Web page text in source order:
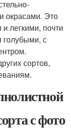
окрасами. Это
легкими, почти
с
сортов,
с фото